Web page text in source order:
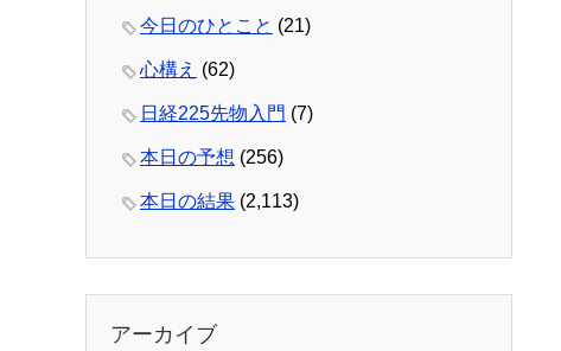
今日のひとこと (21)
心構え (62)
日経225先物入門 (7)
本日の予想 (256)
本日の結果 (2,113)
アーカイブ